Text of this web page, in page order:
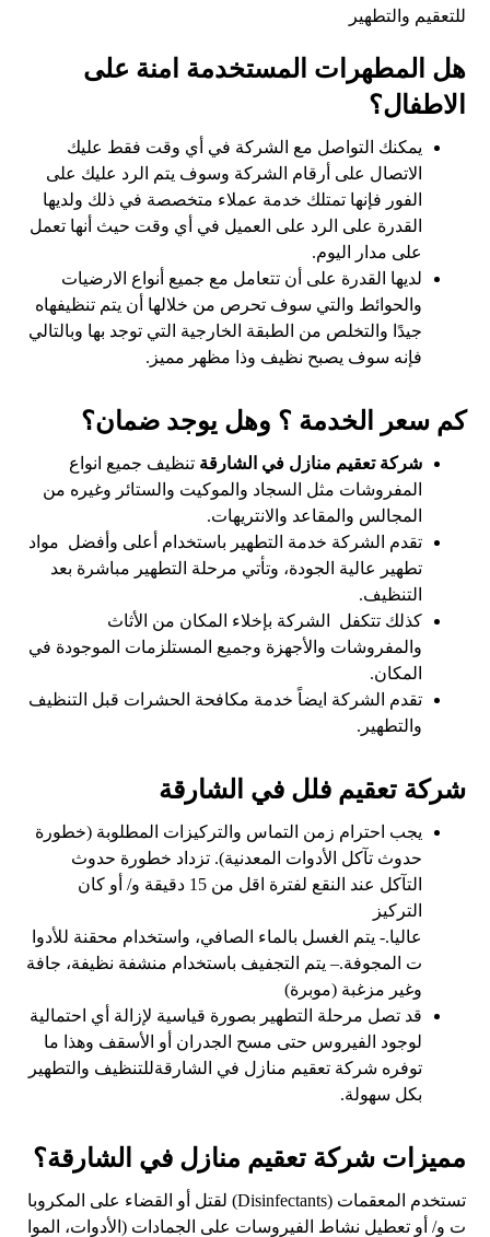
للتعقيم والتطهير
هل المطهرات المستخدمة امنة على
الاطفال؟
يمكنك التواصل مع الشركة في أي وقت فقط عليك
الاتصال على أرقام الشركة وسوف يتم الرد عليك على
الفور فإنها تمتلك خدمة عملاء متخصصة في ذلك ولديها
القدرة على الرد على العميل في أي وقت حيث أنها تعمل
على مدار اليوم.
لديها القدرة على أن تتعامل مع جميع أنواع الارضيات
والحوائط والتي سوف تحرص من خلالها أن يتم تنظيفهاه
جيدًا والتخلص من الطبقة الخارجية التي توجد بها وبالتالي
فإنه سوف يصبح نظيف وذا مظهر مميز.
كم سعر الخدمة ؟ وهل يوجد ضمان؟
شركة تعقيم منازل في الشارقة تنظيف جميع انواع
المفروشات مثل السجاد والموكيت والستائر وغيره من
المجالس والمقاعد والانتريهات.
تقدم الشركة خدمة التطهير باستخدام أعلى وأفضل مواد
تطهير عالية الجودة، وتأتي مرحلة التطهير مباشرة بعد
التنظيف.
كذلك تتكفل الشركة بإخلاء المكان من الأثاث
والمفروشات والأجهزة وجميع المستلزمات الموجودة في
المكان.
تقدم الشركة ايضاً خدمة مكافحة الحشرات قبل التنظيف
والتطهير.
شركة تعقيم فلل في الشارقة
يجب احترام زمن التماس والتركيزات المطلوبة (خطورة
حدوث تآكل الأدوات المعدنية). تزداد خطورة حدوث
التآكل عند النقع لفترة اقل من 15 دقيقة و/ أو كان
التركيز
عاليا.- يتم الغسل بالماء الصافي، واستخدام محقنة للأدوا
ت المجوفة.– يتم التجفيف باستخدام منشفة نظيفة، جافة
وغير مزغبة (موبرة)
قد تصل مرحلة التطهير بصورة قياسية لإزالة أي احتمالية
لوجود الفيروس حتى مسح الجدران أو الأسقف وهذا ما
توفره شركة تعقيم منازل في الشارقةللتنظيف والتطهير
بكل سهولة.
مميزات شركة تعقيم منازل في الشارقة؟
تستخدم المعقمات (Disinfectants) لقتل أو القضاء على المكروبا
ت و/ أو تعطيل نشاط الفيروسات على الجمادات (الأدوات، الموا